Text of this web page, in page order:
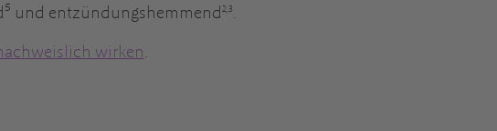
und entzündungshemmend 2,3 .
wirken.